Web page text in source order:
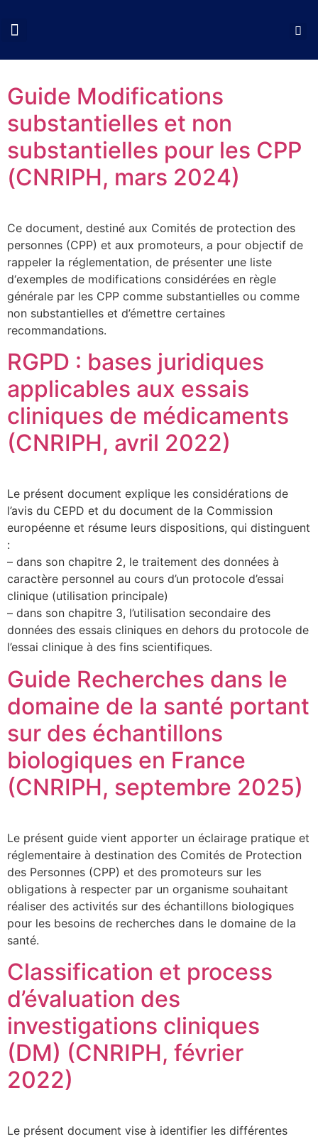
Guide Modifications
substantielles et non
substantielles pour les CPP
(CNRIPH, mars 2024)
Ce document, destiné aux Comités de protection des
personnes (CPP) et aux promoteurs, a pour objectif de
rappeler la réglementation, de présenter une liste
d‘exemples de modifications considérées en règle
générale par les CPP comme substantielles ou comme
non substantielles et d’émettre certaines
recommandations.
RGPD : bases juridiques
applicables aux essais
cliniques de médicaments
(CNRIPH, avril 2022)
Le présent document explique les considérations de
l’avis du CEPD et du document de la Commission
européenne et résume leurs dispositions, qui distinguent
:
– dans son chapitre 2, le traitement des données à
caractère personnel au cours d’un protocole d’essai
clinique (utilisation principale)
– dans son chapitre 3, l’utilisation secondaire des
données des essais cliniques en dehors du protocole de
l’essai clinique à des fins scientifiques.
Guide Recherches dans le
domaine de la santé portant
sur des échantillons
biologiques en France
(CNRIPH, septembre 2025)
Le présent guide vient apporter un éclairage pratique et
réglementaire à destination des Comités de Protection
des Personnes (CPP) et des promoteurs sur les
obligations à respecter par un organisme souhaitant
réaliser des activités sur des échantillons biologiques
pour les besoins de recherches dans le domaine de la
santé.
Classification et process
d’évaluation des
investigations cliniques
(DM) (CNRIPH, février
2022)
Le présent document vise à identifier les différentes